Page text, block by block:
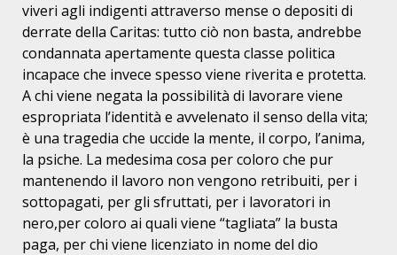
viveri agli indigenti attraverso mense o depositi di
derrate della Caritas: tutto ciò non basta, andrebbe
condannata apertamente questa classe politica
incapace che invece spesso viene riverita e protetta.
A chi viene negata la possibilità di lavorare viene
espropriata l’identità e avvelenato il senso della vita;
è una tragedia che uccide la mente, il corpo, l’anima,
la psiche. La medesima cosa per coloro che pur
mantenendo il lavoro non vengono retribuiti, per i
sottopagati, per gli sfruttati, per i lavoratori in
nero,per coloro ai quali viene “tagliata” la busta
paga, per chi viene licenziato in nome del dio